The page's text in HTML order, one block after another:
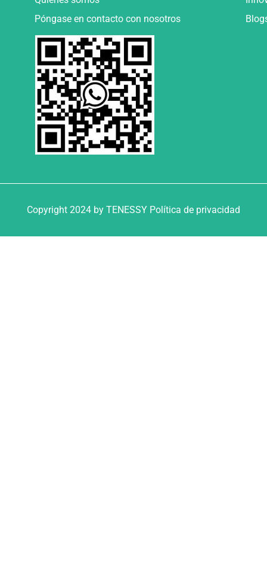
Póngase en contacto con nosotros
Copyright 2024 by TENESSY Política de privacidad